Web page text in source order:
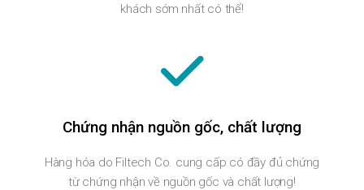
khách sớm nhất có thể!
Chứng nhận nguồn gốc, chất lượng
Hàng hóa do Filtech Co. cung cấp có đầy đủ chứng
từ chứng nhận về nguồn gốc và chất lượng!